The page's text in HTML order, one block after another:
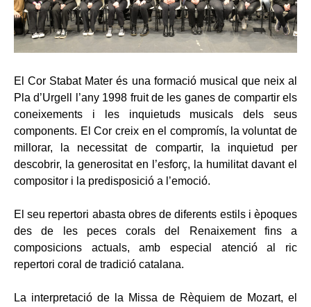
El Cor Stabat Mater és una formació musical que neix al
Pla d’Urgell l’any 1998 fruit de les ganes de compartir els
coneixements i les inquietuds musicals dels seus
components. El Cor creix en el compromís, la voluntat de
millorar, la necessitat de compartir, la inquietud per
descobrir, la generositat en l’esforç, la humilitat davant el
compositor i la predisposició a l’emoció.
El seu repertori abasta obres de diferents estils i èpoques
des de les peces corals del Renaixement fins a
composicions actuals, amb especial atenció al ric
repertori coral de tradició catalana.
La interpretació de la Missa de Rèquiem de Mozart, el